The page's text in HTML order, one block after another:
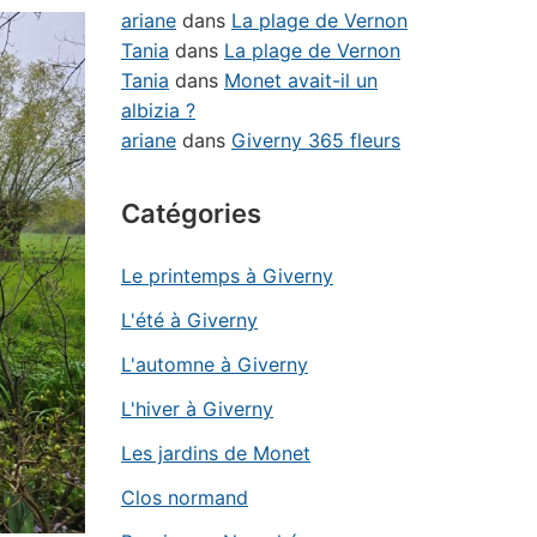
ariane dans La plage de Vernon
Tania dans La plage de Vernon
Tania dans Monet avait-il un
albizia ?
ariane dans Giverny 365 fleurs
Catégories
Le printemps à Giverny
L'été à Giverny
L'automne à Giverny
L'hiver à Giverny
Les jardins de Monet
Clos normand